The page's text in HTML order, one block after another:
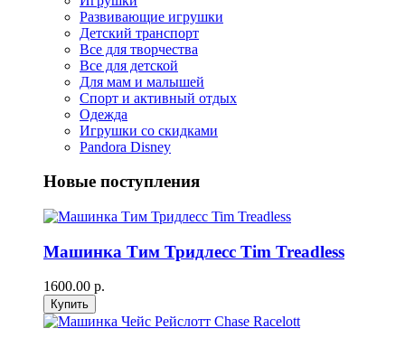
Развивающие игрушки
Детский транспорт
Все для творчества
Все для детской
Для мам и малышей
Спорт и активный отдых
Одежда
Игрушки со скидками
Pandora Disney
Новые поступления
Машинка Тим Тридлесс Tim Treadless
1600.00 р.